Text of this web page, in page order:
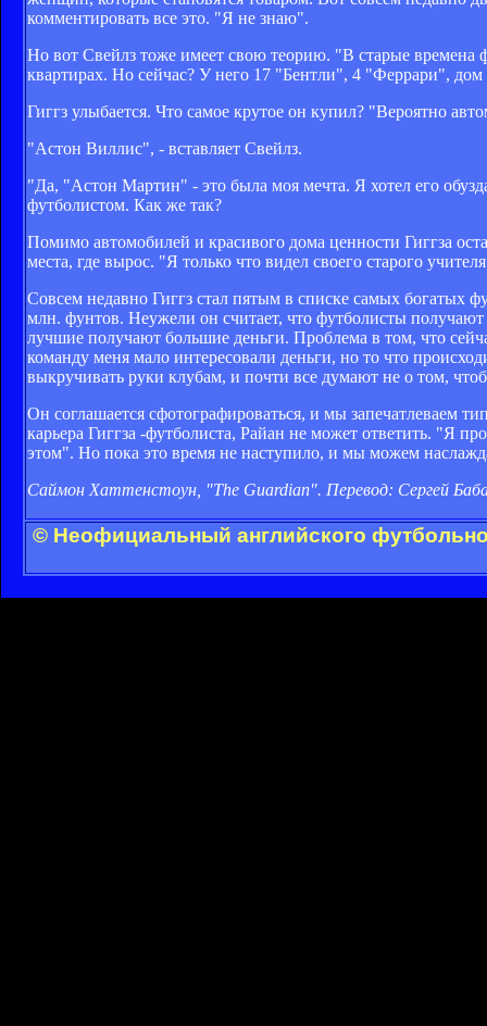
комментировать все это. "Я не знаю".
Но вот Свейлз тоже имеет свою теорию. "В старые
квартирах. Но сейчас? У него 17 "Бентли", 4 "Феррари", дом
Гиггз улыбается. Что самое крутое он купил? "Вероятно
"Астон Виллис", - вставляет Свейлз.
"Да, "Астон Мартин" - это была моя мечта. Я хотел его
футболистом. Как же так?
Помимо автомобилей и красивого дома ценности Гиггза
места, где вырос. "Я только что видел своего старого
Совсем недавно Гиггз стал пятым в списке самых богатых
млн. фунтов. Неужели он считает, что футболисты
лучшие получают большие деньги. Проблема в том, что
команду меня мало интересовали деньги, но то что
выкручивать руки клубам, и почти все думают не о том,
Он соглашается сфотографироваться, и мы запечатлеваем
карьера Гиггза -футболиста, Райан не может ответить. "Я
этом". Но пока это время не наступило, и мы можем
Саймон Хаттенстоун, "The Guardian". Перевод: Сергей
© Неофициальный английского